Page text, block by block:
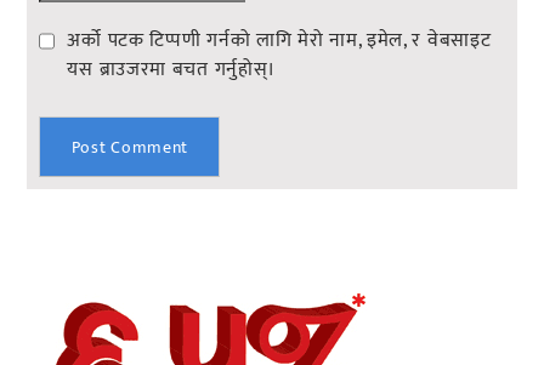
अर्को पटक टिप्पणी गर्नको लागि मेरो नाम, इमेल, र वेबसाइट
यस ब्राउजरमा बचत गर्नुहोस्।